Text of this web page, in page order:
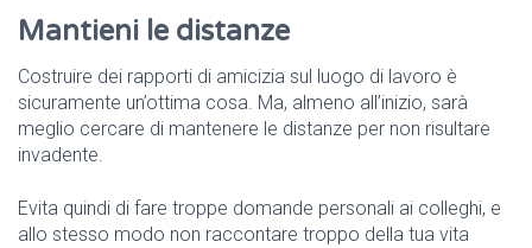
Mantieni le distanze
Costruire dei rapporti di amicizia sul luogo di lavoro è
sicuramente un’ottima cosa. Ma, almeno all’inizio, sarà
meglio cercare di mantenere le distanze per non risultare
invadente.
Evita quindi di fare troppe domande personali ai colleghi, e
allo stesso modo non raccontare troppo della tua vita